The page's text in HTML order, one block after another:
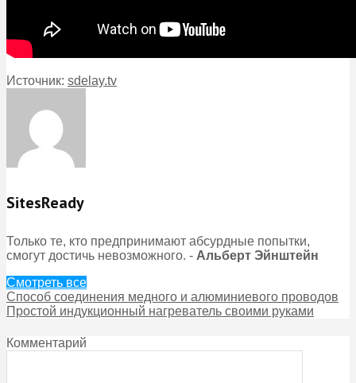
Источник: sdelay.tv
SitesReady
Только те, кто предпринимают абсурдные попытки,
смогут достичь невозможного. - Альберт Эйнштейн
Смотреть все
Способ соединения медного и алюминиевого проводов
Простой индукционный нагреватель своими руками
Комментарий